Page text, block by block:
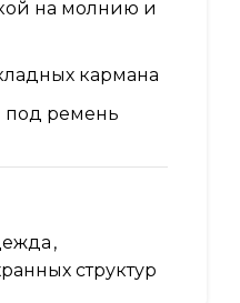
на молнию и
кармана
ремень
,
структур